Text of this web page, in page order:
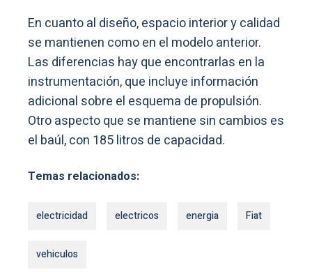
En cuanto al diseño, espacio interior y calidad
se mantienen como en el modelo anterior.
Las diferencias hay que encontrarlas en la
instrumentación, que incluye información
adicional sobre el esquema de propulsión.
Otro aspecto que se mantiene sin cambios es
el baúl, con 185 litros de capacidad.
Temas relacionados:
electricidad electricos energia Fiat
vehiculos